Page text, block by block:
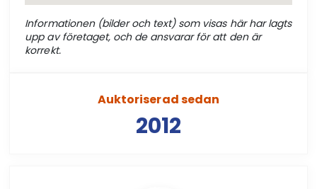
Informationen (bilder och text) som visas här har lagts
upp av företaget, och de ansvarar för att den är
korrekt.
Auktoriserad sedan
2012